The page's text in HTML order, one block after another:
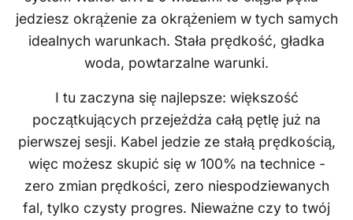
jedziesz okrążenie za okrążeniem w tych samych
idealnych warunkach. Stała prędkość, gładka
woda, powtarzalne warunki.
I tu zaczyna się najlepsze: większość
początkujących przejeżdża całą pętlę już na
pierwszej sesji. Kabel jedzie ze stałą prędkością,
więc możesz skupić się w 100% na technice -
zero zmian prędkości, zero niespodziewanych
fal, tylko czysty progres. Nieważne czy to twój